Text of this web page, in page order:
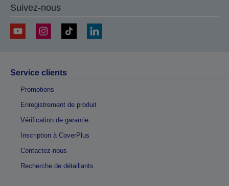
Suivez-nous
Service clients
Promotions
Enregistrement de produit
Vérification de garantie
Inscription à CoverPlus
Contactez-nous
Recherche de détaillants